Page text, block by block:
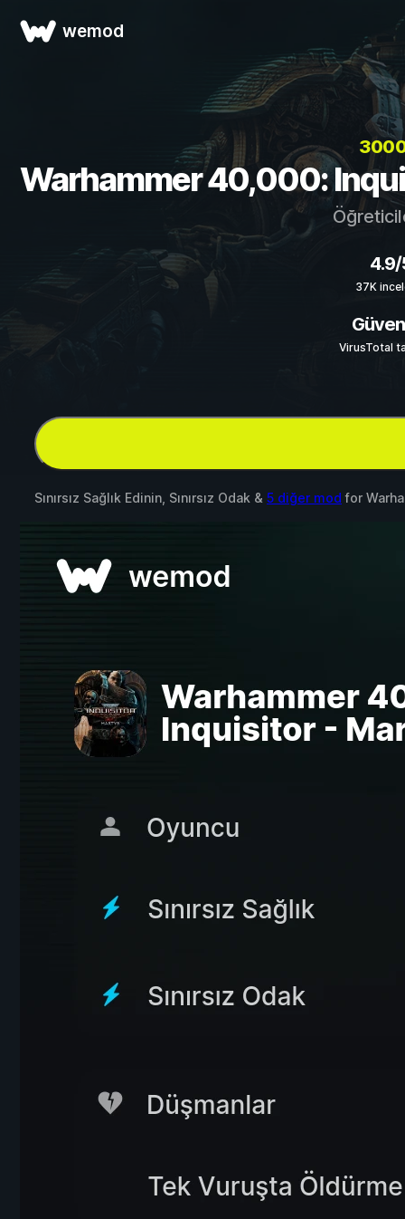
wemod
Warhammer 40,000:
37K
VirusTotal
Sınırsız Sağlık Edinin, Sınırsız Odak & 5 diğer mod for